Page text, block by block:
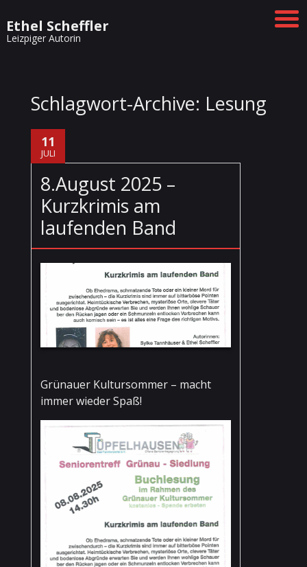
Ethel Scheffler
Leizpiger Autorin
Schlagwort-Archive: Lesung
11
JULI
8.August 2025 –
Kurzkrimis am
laufenden Band
Grünauer Kultursommer – macht
immer wieder Spaß!